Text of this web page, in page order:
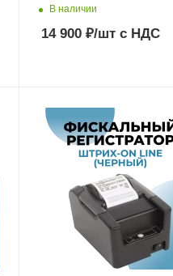
В наличии
14 900 ₽/шт с НДС